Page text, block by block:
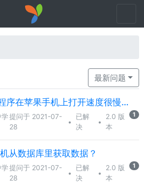
最新问题
为什么小程序在苹果手机上打开速度很慢？
提问于 2021-07-
28
•
已解
决
•
2.0 版
本
1
从数据库里获取数据？
提问于 2021-07-
28
•
已解
决
•
2.0 版
本
1